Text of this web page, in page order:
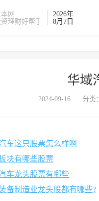
网
理财好帮手
2026年
8月7日
华域
2024-09-16 分类
车这只股票怎么样啊
块有哪些股票
车龙头股票有哪些
备制造业龙头股都有哪些?